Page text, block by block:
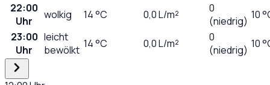
22:00
Uhr
wolkig 14°C 0,0L/m²
0
(niedrig) 10
23:00
Uhr
leicht
bewölkt 14°C 0,0L/m²
0
(niedrig) 10